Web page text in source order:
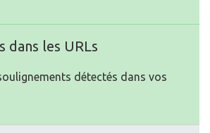
dans les URLs
détectés dans vos